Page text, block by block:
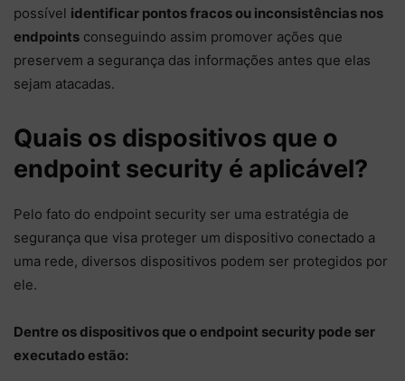
possível identificar pontos fracos ou inconsistências nos
endpoints conseguindo assim promover ações que
preservem a segurança das informações antes que elas
sejam atacadas.
Quais os dispositivos que o
endpoint security é aplicável?
Pelo fato do endpoint security ser uma estratégia de
segurança que visa proteger um dispositivo conectado a
uma rede, diversos dispositivos podem ser protegidos por
ele.
Dentre os dispositivos que o endpoint security pode ser
executado estão: